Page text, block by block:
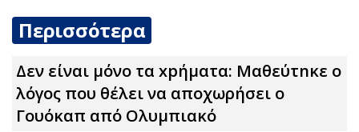
Περισσότερα
Δεν είναι μόνο τα xpήματα: Μαθεύτnκε ο
λόγος που θέλει να αποχωρήσει ο
Γουόκαπ από Ολυμπιακό